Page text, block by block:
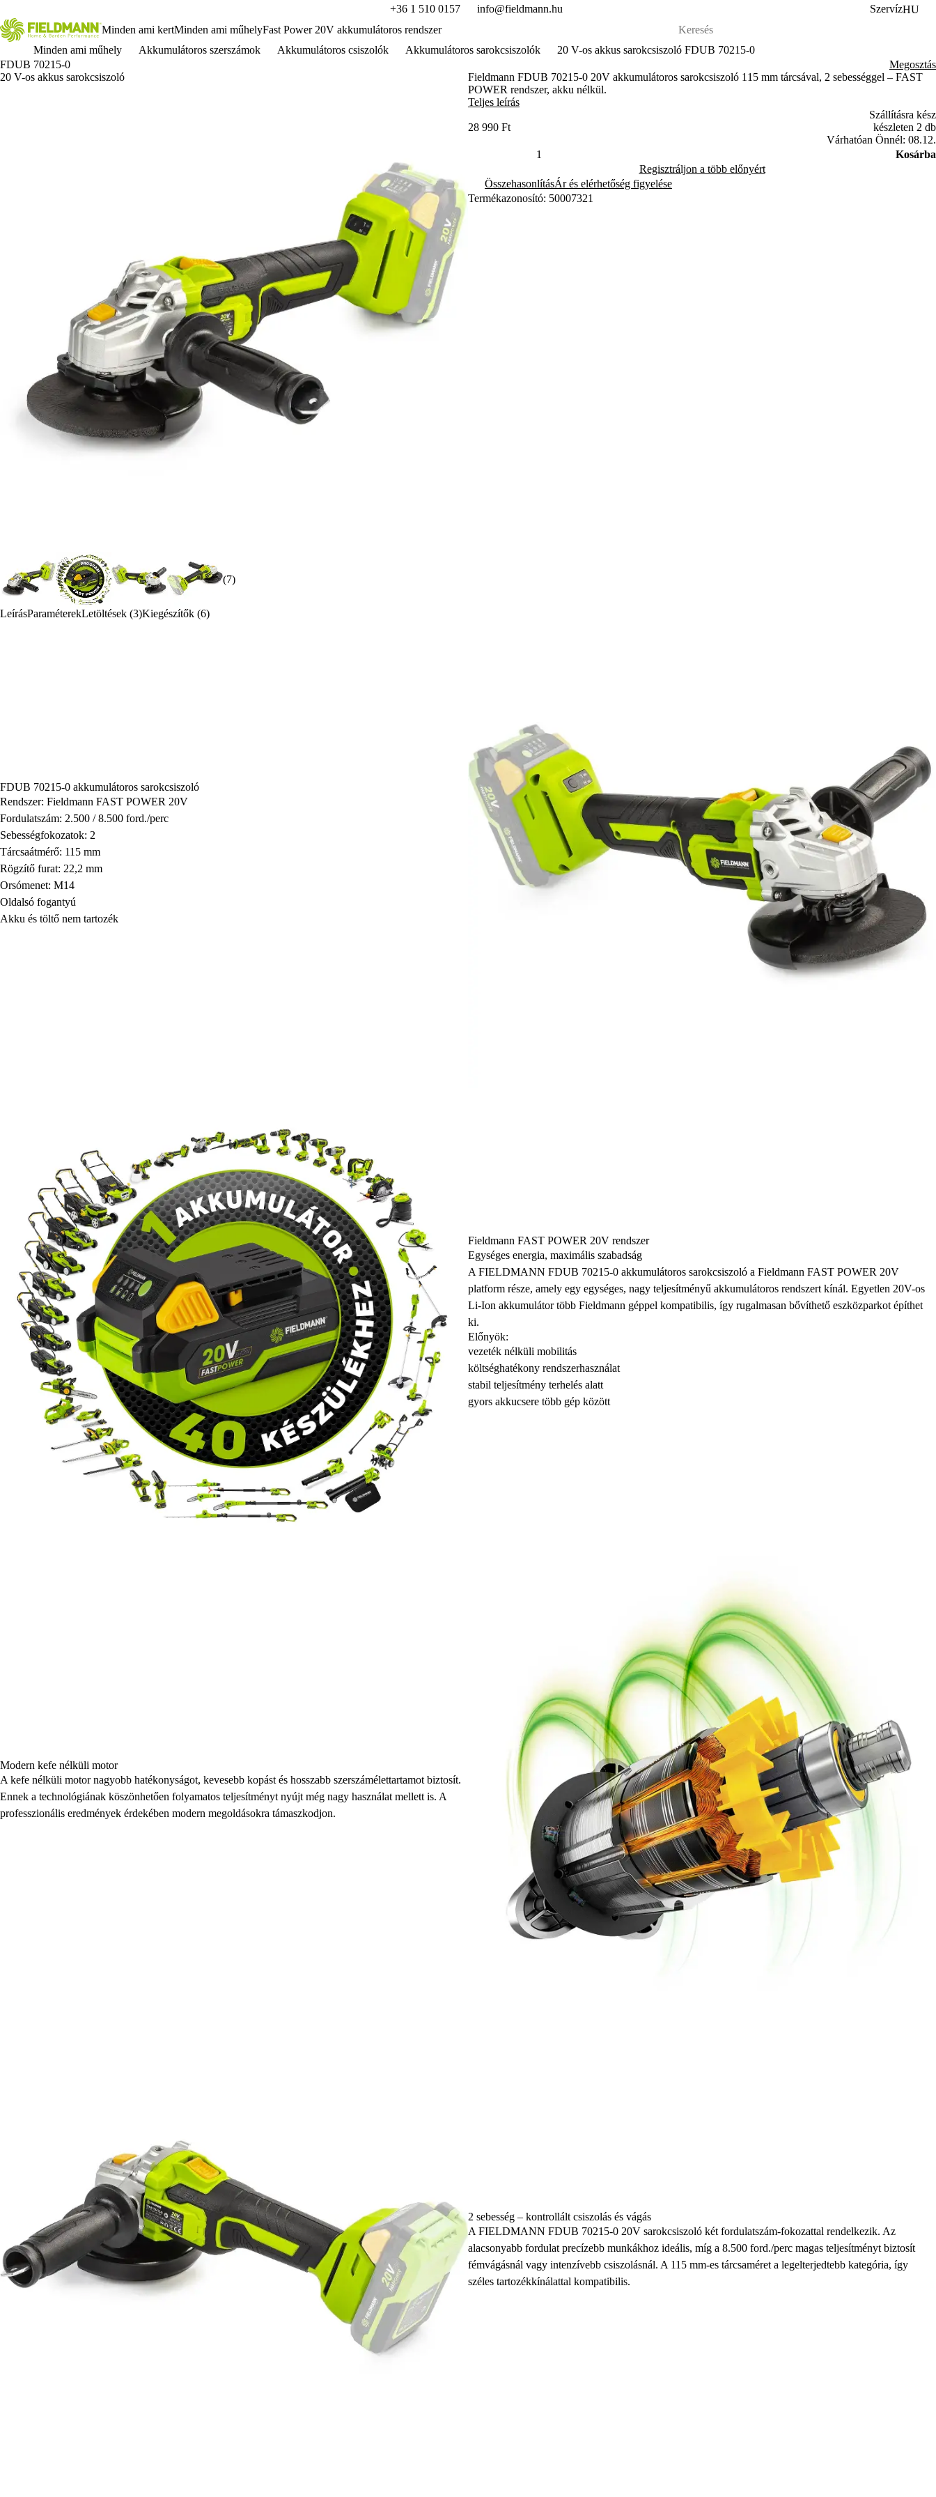
+36 1 510 0157 info@fieldmann.hu SzervízHU
Minden ami kertMinden ami műhelyFast Power 20V akkumulátoros rendszer
Minden ami műhely
Akkumulátoros szerszámok Akkumulátoros csiszolók Akkumulátoros sarokcsiszolók
20 V-os akkus sarokcsiszoló FDUB 70215-0
FDUB 70215-0
20 V-os akkus sarokcsiszoló
(7)
Megosztás
Fieldmann FDUB 70215-0 20V akkumulátoros sarokcsiszoló 115 mm tárcsával, 2 sebességgel – FAST
POWER rendszer, akku nélkül.
Teljes leírás
28 990 Ft
Szállításra kész
készleten 2 db
Várhatóan Önnél: 08.12.
Kosárba
Regisztráljon a több előnyért
ÖsszehasonlításÁr és elérhetőség figyelése
Termékazonosító: 50007321
LeírásParaméterekLetöltések (3)Kiegészítők (6)
FDUB 70215-0 akkumulátoros sarokcsiszoló
Rendszer: Fieldmann FAST POWER 20V
Fordulatszám: 2.500 / 8.500 ford./perc
Sebességfokozatok: 2
Tárcsaátmérő: 115 mm
Rögzítő furat: 22,2 mm
Orsómenet: M14
Oldalsó fogantyú
Akku és töltő nem tartozék
Fieldmann FAST POWER 20V rendszer
Egységes energia, maximális szabadság
A FIELDMANN FDUB 70215-0 akkumulátoros sarokcsiszoló a Fieldmann FAST POWER 20V
platform része, amely egy egységes, nagy teljesítményű akkumulátoros rendszert kínál. Egyetlen 20V-os
Li-Ion akkumulátor több Fieldmann géppel kompatibilis, így rugalmasan bővíthető eszközparkot építhet
ki.
Előnyök:
vezeték nélküli mobilitás
költséghatékony rendszerhasználat
stabil teljesítmény terhelés alatt
gyors akkucsere több gép között
Modern kefe nélküli motor
A kefe nélküli motor nagyobb hatékonyságot, kevesebb kopást és hosszabb szerszámélettartamot biztosít.
Ennek a technológiának köszönhetően folyamatos teljesítményt nyújt még nagy használat mellett is. A
professzionális eredmények érdekében modern megoldásokra támaszkodjon.
2 sebesség – kontrollált csiszolás és vágás
A FIELDMANN FDUB 70215-0 20V sarokcsiszoló két fordulatszám-fokozattal rendelkezik. Az
alacsonyabb fordulat precízebb munkákhoz ideális, míg a 8.500 ford./perc magas teljesítményt biztosít
fémvágásnál vagy intenzívebb csiszolásnál. A 115 mm-es tárcsaméret a legelterjedtebb kategória, így
széles tartozékkínálattal kompatibilis.